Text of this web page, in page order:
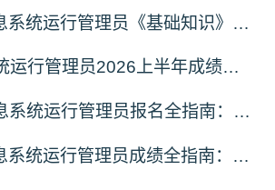
软考初级信息系统运行管理员《基础知识》考什么？信息系统运行管理员基础知识科目考试内容
软考信息系统运行管理员2026上半年成绩查询时间及入口
软考初级信息系统运行管理员报名全指南：报名时间、入口、流程、资料、注意事项
软考初级信息系统运行管理员成绩全指南：成绩查询时间、入口、流程、合格标准、成绩复查